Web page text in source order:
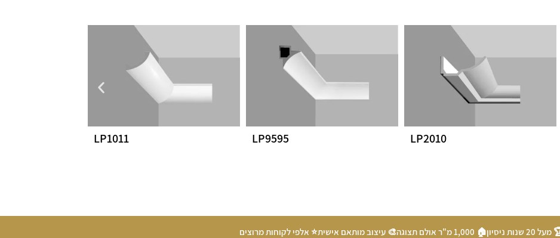
LP2010
LP9595
LP1011
20 שנות ניסיון 🏠 1,000 מ"ר אולם תצוגה 🎨 עיצוב מותאם אישית⭐ אלפי לקוחות מרוצים